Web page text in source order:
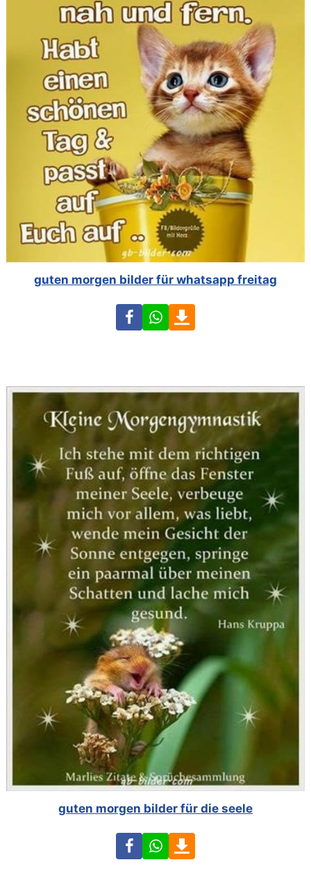
guten morgen bilder für whatsapp freitag
FacebookWhatsApp
guten morgen bilder für die seele
FacebookWhatsApp